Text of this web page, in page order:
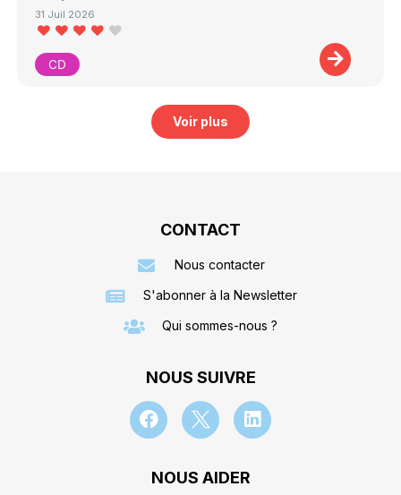
31 Juil 2026
CD
Voir plus
CONTACT
Nous contacter
S'abonner à la Newsletter
Qui sommes-nous ?
NOUS SUIVRE
NOUS AIDER